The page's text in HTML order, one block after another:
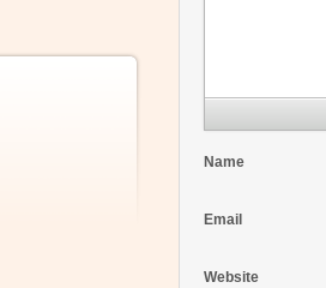
Name
Email
Website